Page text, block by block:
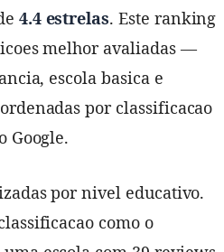
4.4 estrelas. Este ranking
melhor avaliadas —
escola basica e
por classificacao
Google.
por nivel educativo.
como o